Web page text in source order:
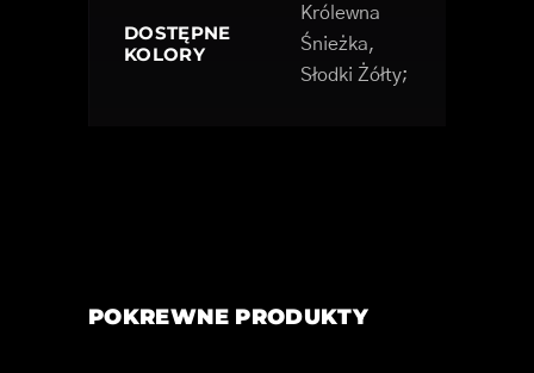
DOSTĘPNE
KOLORY
Królewna
Śnieżka,
Słodki Żółty;
POKREWNE PRODUKTY